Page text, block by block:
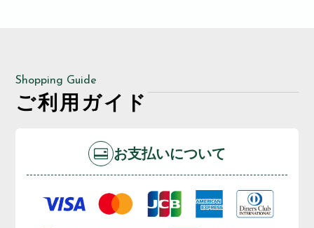
Shopping Guide
ご利用ガイド
お支払いについて